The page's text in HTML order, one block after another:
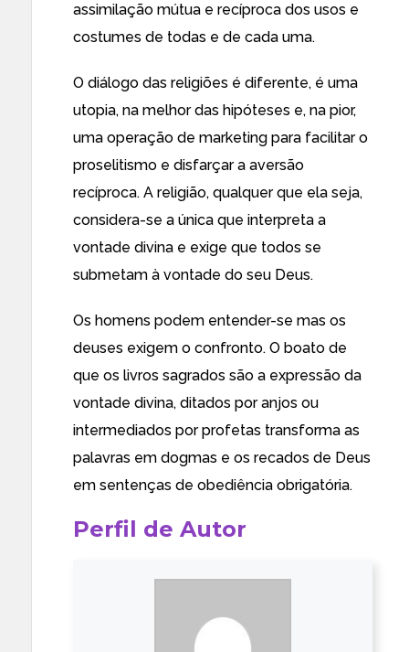
assimilação mútua e recíproca dos usos e
costumes de todas e de cada uma.
O diálogo das religiões é diferente, é uma
utopia, na melhor das hipóteses e, na pior,
uma operação de marketing para facilitar o
proselitismo e disfarçar a aversão
recíproca. A religião, qualquer que ela seja,
considera-se a única que interpreta a
vontade divina e exige que todos se
submetam à vontade do seu Deus.
Os homens podem entender-se mas os
deuses exigem o confronto. O boato de
que os livros sagrados são a expressão da
vontade divina, ditados por anjos ou
intermediados por profetas transforma as
palavras em dogmas e os recados de Deus
em sentenças de obediência obrigatória.
Perfil de Autor